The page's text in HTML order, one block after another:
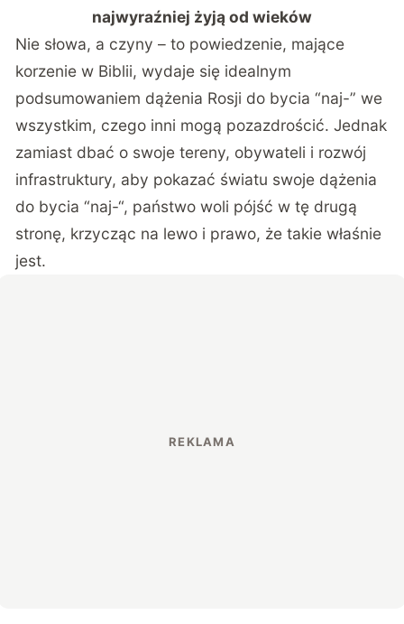
najwyraźniej żyją od wieków
Nie słowa, a czyny – to powiedzenie, mające
korzenie w Biblii, wydaje się idealnym
podsumowaniem dążenia Rosji do bycia “naj-” we
wszystkim, czego inni mogą pozazdrościć. Jednak
zamiast dbać o swoje tereny, obywateli i rozwój
infrastruktury, aby pokazać światu swoje dążenia
do bycia “naj-“, państwo woli pójść w tę drugą
stronę, krzycząc na lewo i prawo, że takie właśnie
jest.